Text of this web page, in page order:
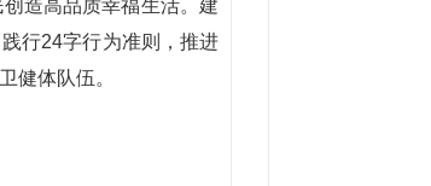
造高品质幸福生活。建
行24字行为准则，推进
健体队伍。
8397.26万元 同
1757.43万元 同